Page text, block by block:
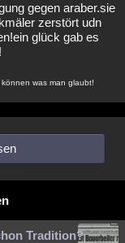
gegen araber.sie
zerstört udn
glück gab es
was man glaubt!
Tradition?